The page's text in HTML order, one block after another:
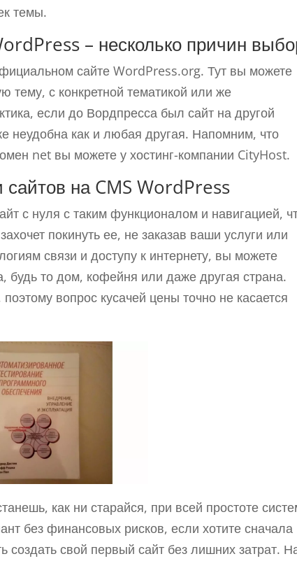
темы.
– несколько причин
сайте WordPress.org. Тут вы можете
тему, с конкретной тематикой или же
если до Вордпресса был сайт на другой
неудобна как и любая другая. Напомним, что
net вы можете у хостинг-компании CityHost.
на CMS WordPress
с нуля с таким функционалом и навигацией,
покинуть ее, не заказав ваши услуги или
связи и доступу к интернету, вы можете
будь то дом, кофейня или даже другая страна.
вопрос кусачей цены точно не касается
как ни старайся, при всей простоте
без финансовых рисков, если хотите сначала
создать свой первый сайт без лишних затрат.